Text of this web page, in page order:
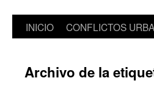
Saltar
contenido
INICIO CONFLICTOS
Archivo de la